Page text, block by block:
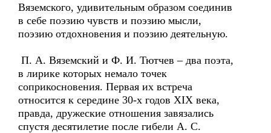
Вяземского, удивительным образом соединив
в себе поэзию чувств и поэзию мысли,
поэзию отдохновения и поэзию деятельную.
П. А. Вяземский и Ф. И. Тютчев – два поэта,
в лирике которых немало точек
соприкосновения. Первая их встреча
относится к середине 30-х годов XIX века,
правда, дружеские отношения завязались
спустя десятилетие после гибели А. С.